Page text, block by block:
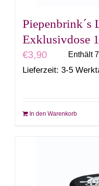
Piepenbrink´s
Exklusivdose
€3,90 Enthält
Lieferzeit: 3-5
In den Warenkorb